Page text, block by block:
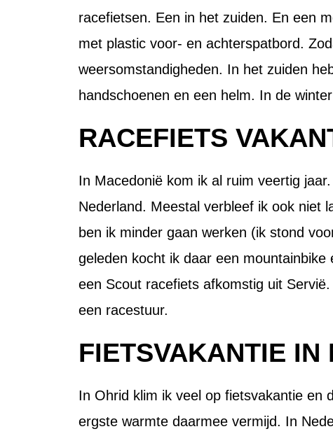
racefietsen. Een in het zuiden. En een
met plastic voor- en achterspatbord.
weersomstandigheden. In het zuiden
handschoenen en een helm. In de
RACEFIETS
In Macedonië kom ik al ruim veertig
Nederland. Meestal verbleef ik ook niet
ben ik minder gaan werken (ik stond
geleden kocht ik daar een
een Scout racefiets afkomstig uit
een racestuur.
FIETSVAKANTIE IN
In Ohrid klim ik veel op fietsvakantie en
ergste warmte daarmee vermijd. In